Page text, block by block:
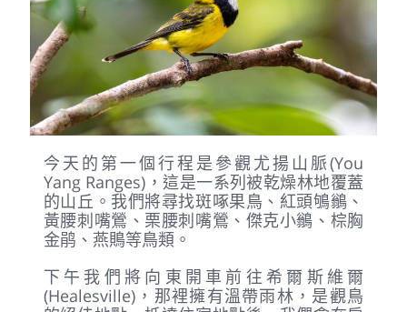
今天的第一個行程是參觀尤揚山脈(You
Yang Ranges)，這是一系列被乾燥林地覆蓋
的山丘。我們將尋找斑啄果鳥、紅頭鴝鶲、
黃腰刺嘴鶯、栗腰刺嘴鶯、傑克小鶲、棕胸
金鹃、燕鵙等鳥類。
下午我們將向東開車前往希爾斯維爾
(Healesville)，那裡擁有溫帶雨林，是觀鳥